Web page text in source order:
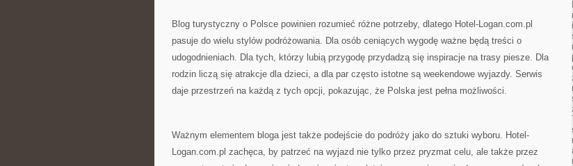
Blog turystyczny o Polsce powinien rozumieć różne potrzeby, dlatego Hotel-Logan.com.pl
pasuje do wielu stylów podróżowania. Dla osób ceniących wygodę ważne będą treści o
udogodnieniach. Dla tych, którzy lubią przygodę przydadzą się inspiracje na trasy piesze. Dla
rodzin liczą się atrakcje dla dzieci, a dla par często istotne są weekendowe wyjazdy. Serwis
daje przestrzeń na każdą z tych opcji, pokazując, że Polska jest pełna możliwości.
Ważnym elementem bloga jest także podejście do podróży jako do sztuki wyboru. Hotel-
Logan.com.pl zachęca, by patrzeć na wyjazd nie tylko przez pryzmat celu, ale także przez